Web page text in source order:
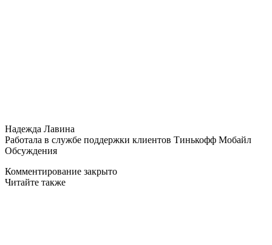
Надежда Лавина
Работала в службе поддержки клиентов Тинькофф Мобайл
Обсуждения
Комментирование закрыто
Читайте также